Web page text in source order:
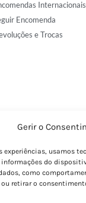
Gerir o
experiências, usamos
do
como
ou retirar o
Internacionais
Encomenda
e Trocas